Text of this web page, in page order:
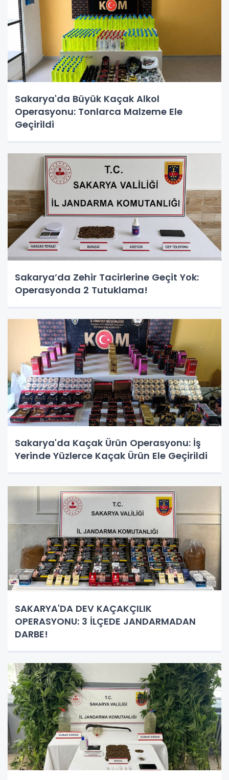
Sakarya'da Büyük Kaçak Alkol
Operasyonu: Tonlarca Malzeme Ele
Geçirildi
Sakarya’da Zehir Tacirlerine Geçit Yok:
Operasyonda 2 Tutuklama!
Sakarya'da Kaçak Ürün Operasyonu: İş
Yerinde Yüzlerce Kaçak Ürün Ele Geçirildi
SAKARYA'DA DEV KAÇAKÇILIK
OPERASYONU: 3 İLÇEDE JANDARMADAN
DARBE!